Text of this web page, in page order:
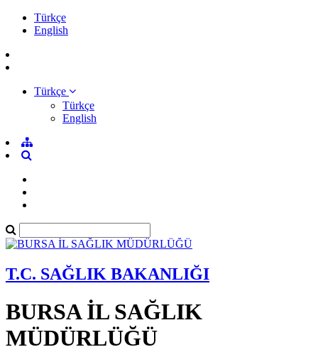
Türkçe
English
Türkçe
Türkçe
English
T.C. SAĞLIK BAKANLIĞI
BURSA İL SAĞLIK
MÜDÜRLÜĞÜ